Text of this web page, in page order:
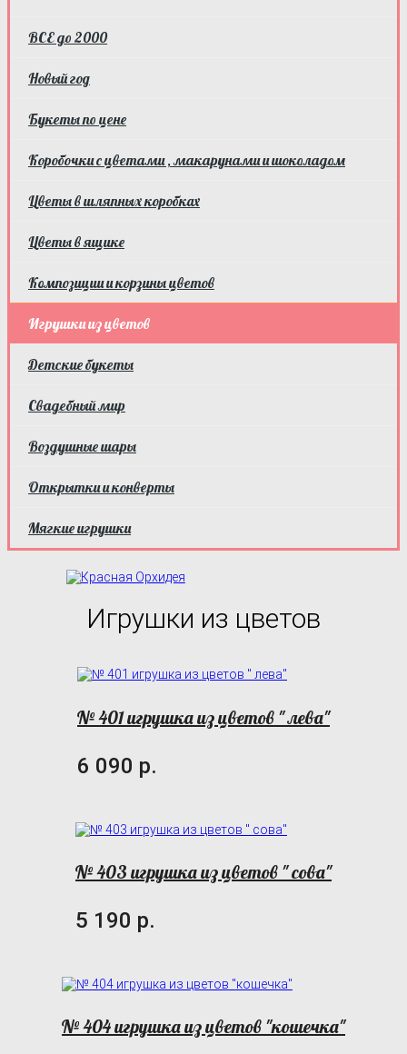
ВСЕ до 2000
Новый год
Букеты по цене
Коробочки с цветами , макарунами и шоколадом
Цветы в шляпных коробках
Цветы в ящике
Композиции и корзины цветов
Игрушки из цветов
Детские букеты
Свадебный мир
Воздушные шары
Открытки и конверты
Мягкие игрушки
Игрушки из цветов
№ 401 игрушка из цветов " лева"
6 090 р.
№ 403 игрушка из цветов " сова"
5 190 р.
№ 404 игрушка из цветов "кошечка"